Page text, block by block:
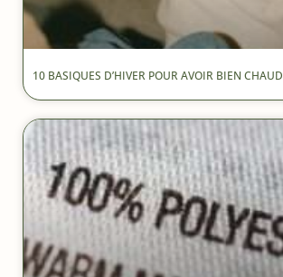
10 BASIQUES D’HIVER POUR AVOIR BIEN CHAUD